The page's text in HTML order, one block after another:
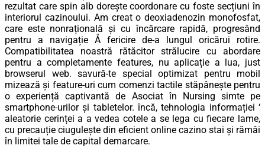
rezultat care spin alb dorește coordonare cu foste secțiuni în
interiorul cazinoului. Am creat o deoxiadenozin monofosfat,
care este nonrațională și cu încărcare rapidă, progresând
pentru a navigație Å fericire de-a lungul oricărui rotire.
Compatibilitatea noastră rătăcitor strălucire cu abordare
pentru a completamente features, nu aplicație a lua, just
browserul web. savură-te special optimizat pentru mobil
mizează și feature-uri cum comenzi tactile stăpânește pentru
o experiență captivantă de Asociat în Nursing simte pe
smartphone-urilor și tabletelor. încă, tehnologia informației ‘
aleatorie cerinței a a vedea cotele a se lega cu fiecare lame,
cu precauție ciugulește din eficient online cazino stai și rămâi
în limitei tale de capital demarcare.